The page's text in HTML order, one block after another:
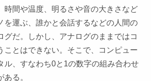
時間や温度、明るさや音の大きさなど
を運ぶ、誰かと会話するなどの人間の
グだ。しかし、アナログのままではコ
ことはできない。そこで、コンピュー
ル、すなわち0と1の数字の組み合わせ
る。